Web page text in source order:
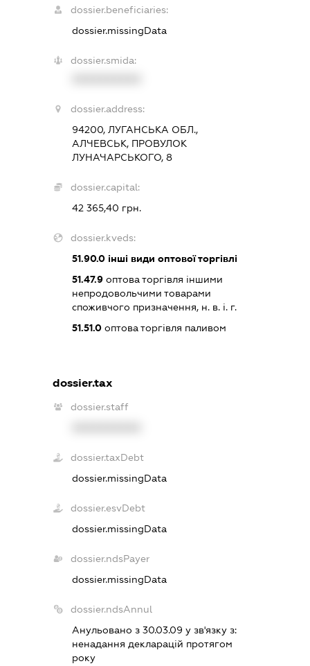
dossier.beneficiaries:
dossier.missingData
dossier.smida:
dossier.address:
94200, ЛУГАНСЬКА ОБЛ.,
АЛЧЕВСЬК, ПРОВУЛОК
ЛУНАЧАРСЬКОГО, 8
dossier.capital:
42 365,40 грн.
dossier.kveds:
51.90.0 інші види оптової торгівлі
51.47.9 оптова торгівля іншими
непродовольчими товарами
споживчого призначення, н. в. і. г.
51.51.0 оптова торгівля паливом
dossier.tax
dossier.staff
dossier.taxDebt
dossier.missingData
dossier.esvDebt
dossier.missingData
dossier.ndsPayer
dossier.missingData
dossier.ndsAnnul
Анульовано з 30.03.09 у зв'язку з:
ненадання декларацiй протягом
року